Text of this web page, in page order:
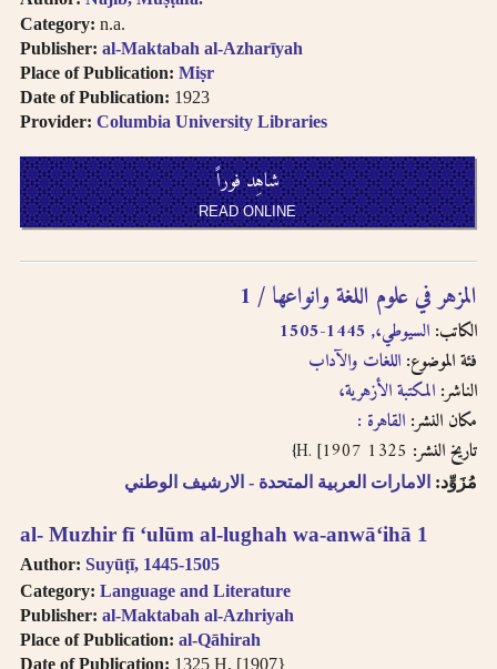
Category: n.a.
Publisher: al-Maktabah al-Azharīyah
Place of Publication: Miṣr
Date of Publication: 1923
Provider: Columbia University Libraries
شاهِد فوراً
READ ONLINE
al- Muzhir fī ʻulūm al-lughah wa-anwāʻihā 1
Author: Suyūṭī, 1445-1505
Category: Language and Literature
Publisher: al-Maktabah al-Azhriyah
Place of Publication: al-Qāhirah
Date of Publication: 1325 H. [1907}
المزهر في علوم اللغة وانواعها / 1
الكاتب: السيوطي،, 1445-1505
فئة الموضوع: اللغات والآداب
الناشر: المكتبة الأزهرية،
مكان النشر: القاهرة :
تاريخ النشر:
مُزَوِّد: الامارات العربية المتحدة - الارشيف الوطني